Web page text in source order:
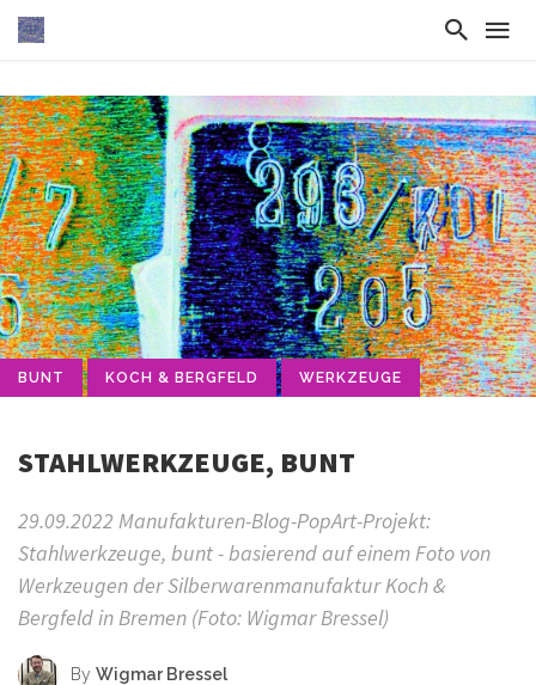
BUNT KOCH & BERGFELD WERKZEUGE
STAHLWERKZEUGE, BUNT
29.09.2022 Manufakturen-Blog-PopArt-Projekt:
Stahlwerkzeuge, bunt - basierend auf einem Foto von
Werkzeugen der Silberwarenmanufaktur Koch &
Bergfeld in Bremen (Foto: Wigmar Bressel)
By Wigmar Bressel